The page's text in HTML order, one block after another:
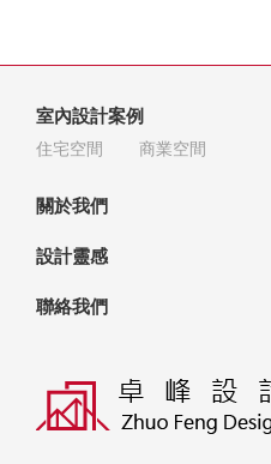
室內設計案例
住宅空間 商業空間
關於我們
設計靈感
聯絡我們